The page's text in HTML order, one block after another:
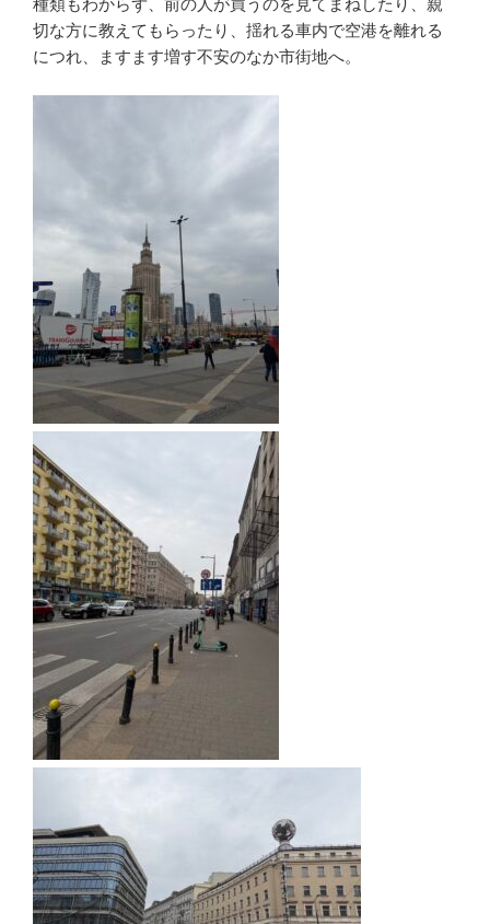
種類もわからず、前の人が買うのを見てまねしたり、親
切な方に教えてもらったり、揺れる車内で空港を離れる
につれ、ますます増す不安のなか市街地へ。